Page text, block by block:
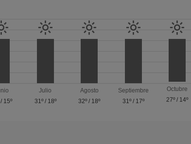
/ 15º
Julio
31º/ 18º
Agosto
32º / 18º
Septiembre
31º/ 17º
Octubre
27º / 14º